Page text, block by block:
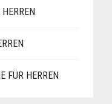
FÜR HERREN